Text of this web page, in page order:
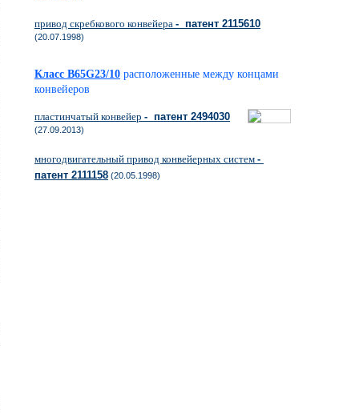
привод скребкового конвейера - патент 2115610
(20.07.1998)
Класс B65G23/10 расположенные между концами
конвейеров
пластинчатый конвейер - патент 2494030
(27.09.2013)
многодвигательный привод конвейерных систем -
патент 2111158 (20.05.1998)